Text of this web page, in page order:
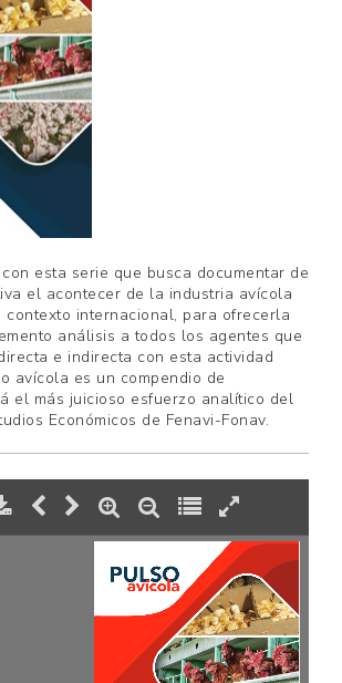
esta serie que busca documentar de
el acontecer de la industria avícola
contexto internacional, para ofrecerla
análisis a todos los agentes que
e indirecta con esta actividad
avícola es un compendio de
el más juicioso esfuerzo analítico del
Económicos de Fenavi-Fonav.